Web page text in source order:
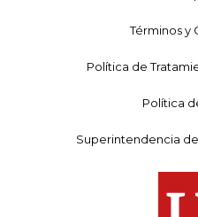
Términos y
Política de
Política
Superintendencia